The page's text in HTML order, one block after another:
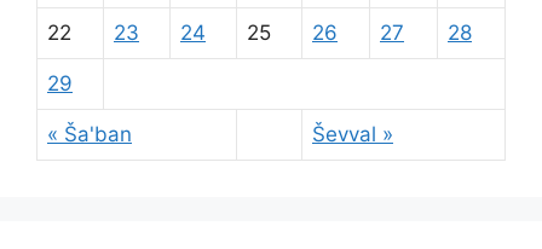
« Ša'ban Ševval »
22 23 24 25 26 27 28
29